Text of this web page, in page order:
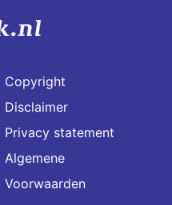
Copyright
Disclaimer
Privacy statement
Algemene
Voorwaarden